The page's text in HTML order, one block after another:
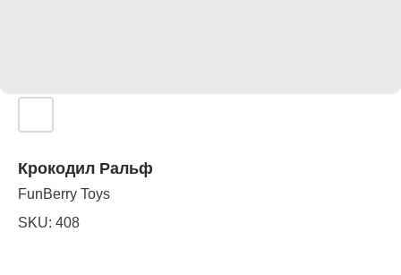
Крокодил Ральф
FunBerry Toys
SKU: 408